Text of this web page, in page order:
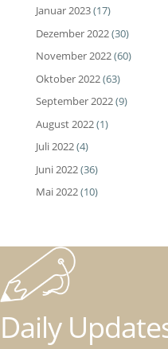
Januar 2023(17)
Dezember 2022(30)
November 2022(60)
Oktober 2022(63)
September 2022(9)
August 2022(1)
Juli 2022(4)
Juni 2022(36)
Mai 2022(10)
Daily